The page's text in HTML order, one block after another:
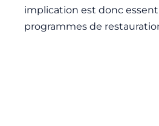
implication est donc
programmes de